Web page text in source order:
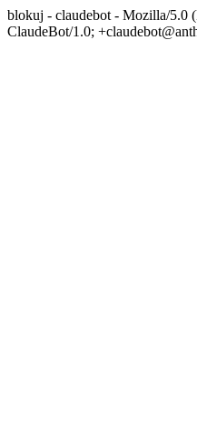
blokuj - claudebot - Mozilla/5.0
ClaudeBot/1.0;